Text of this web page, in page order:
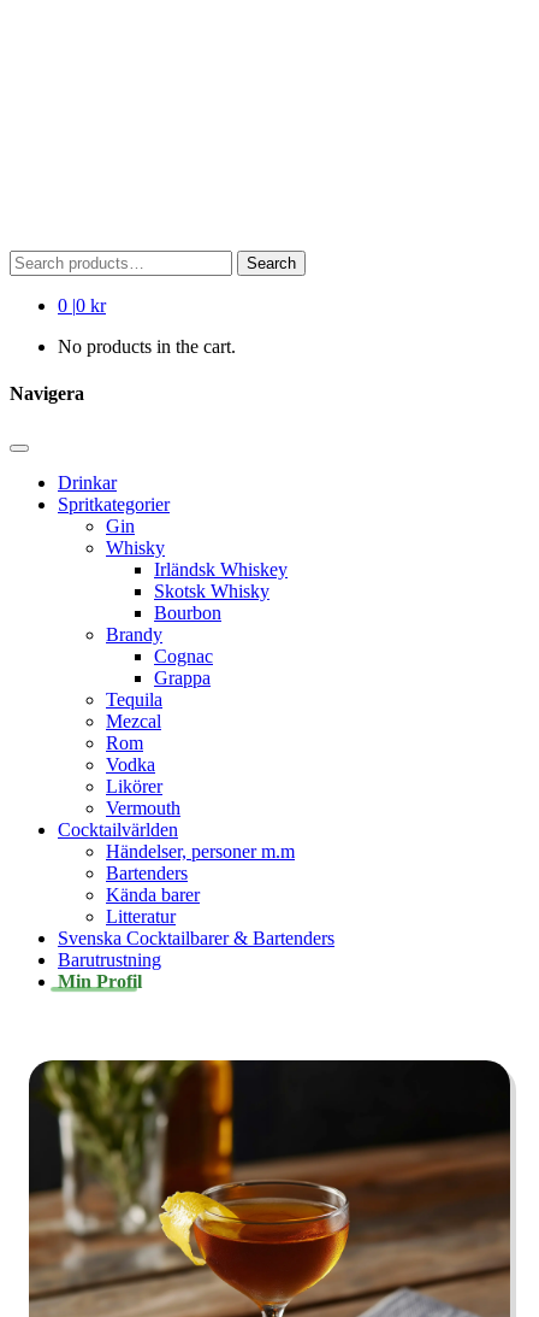
Search
for:
Search
0 |0 kr
No products in the cart.
Navigera
Drinkar
Spritkategorier
Gin
Whisky
Irländsk Whiskey
Skotsk Whisky
Bourbon
Brandy
Cognac
Grappa
Tequila
Mezcal
Rom
Vodka
Likörer
Vermouth
Cocktailvärlden
Händelser, personer m.m
Bartenders
Kända barer
Litteratur
Svenska Cocktailbarer & Bartenders
Barutrustning
Min Profil